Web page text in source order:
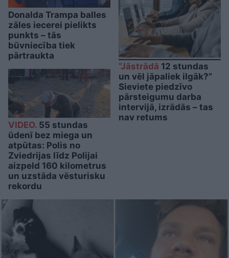
Donalda Trampa balles
zāles iecerei pielikts
punkts – tās
būvniecība tiek
pārtraukta
VIDEO. 55 stundas
ūdenī bez miega un
atpūtas: Polis no
Zviedrijas līdz Polijai
aizpeld 160 kilometrus
un uzstāda vēsturisku
rekordu
“Jāstrādā 12 stundas
un vēl jāpaliek ilgāk?”
Sieviete piedzīvo
pārsteigumu darba
intervijā, izrādās – tas
nav retums